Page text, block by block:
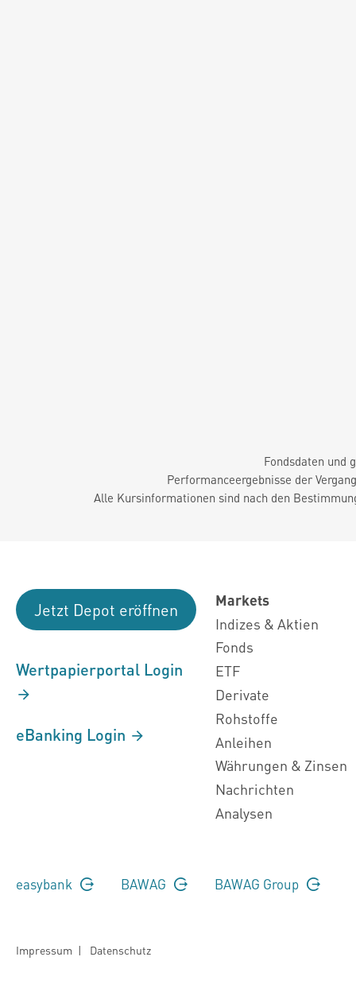
Fondsdaten und
Performanceergebnisse der
Alle Kursinformationen sind nach den
Jetzt Depot eröffnen
Wertpapierportal Login
eBanking Login
Markets
Indizes & Aktien
Fonds
ETF
Derivate
Rohstoffe
Anleihen
Währungen & Zinsen
Nachrichten
Analysen
easybank BAWAG BAWAG Group
Impressum | Datenschutz